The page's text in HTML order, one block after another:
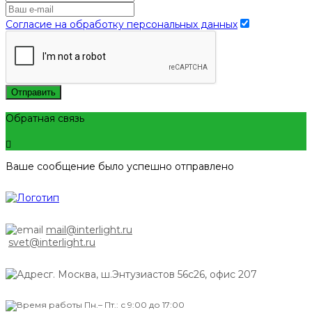
Согласие на обработку персональных данных
Отправить
Обратная связь
Ваше сообщение было успешно отправлено
mail@interlight.ru
svet@interlight.ru
г. Москва, ш.Энтузиастов 56с26, офис 207
Пн.– Пт.: с 9:00 до 17:00